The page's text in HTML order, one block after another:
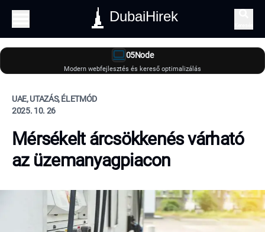
DubaiHirek
05Node
Modern webfejlesztés és kereső optimalizálás
UAE, UTAZÁS, ÉLETMÓD
2025. 10. 26
Mérsékelt árcsökkenés várható
az üzemanyagpiacon